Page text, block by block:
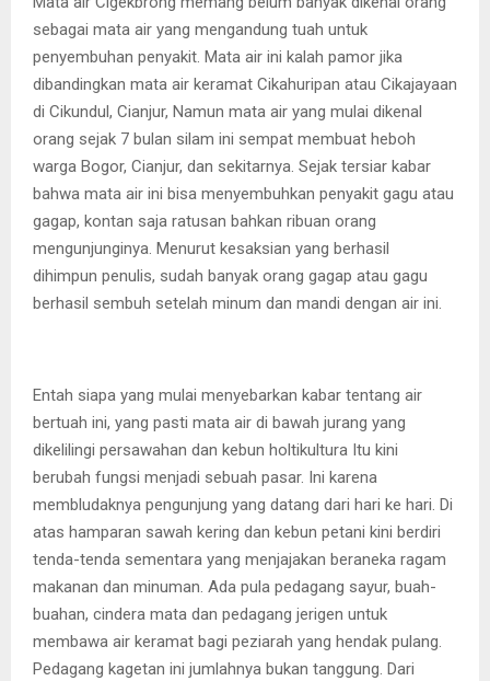
sebagai mata air yang mengandung tuah untuk
penyembuhan penyakit. Mata air ini kalah pamor jika
dibandingkan mata air keramat Cikahuripan atau Cikajayaan
di Cikundul, Cianjur, Namun mata air yang mulai dikenal
orang sejak 7 bulan silam ini sempat membuat heboh
warga Bogor, Cianjur, dan sekitarnya. Sejak tersiar kabar
bahwa mata air ini bisa menyembuhkan penyakit gagu atau
gagap, kontan saja ratusan bahkan ribuan orang
mengunjunginya. Menurut kesaksian yang berhasil
dihimpun penulis, sudah banyak orang gagap atau gagu
berhasil sembuh setelah minum dan mandi dengan air ini.
Entah siapa yang mulai menyebarkan kabar tentang air
bertuah ini, yang pasti mata air di bawah jurang yang
dikelilingi persawahan dan kebun holtikultura Itu kini
berubah fungsi menjadi sebuah pasar. Ini karena
membludaknya pengunjung yang datang dari hari ke hari. Di
atas hamparan sawah kering dan kebun petani kini berdiri
tenda-tenda sementara yang menjajakan beraneka ragam
makanan dan minuman. Ada pula pedagang sayur, buah-
buahan, cindera mata dan pedagang jerigen untuk
membawa air keramat bagi peziarah yang hendak pulang.
Pedagang kagetan ini jumlahnya bukan tanggung. Dari